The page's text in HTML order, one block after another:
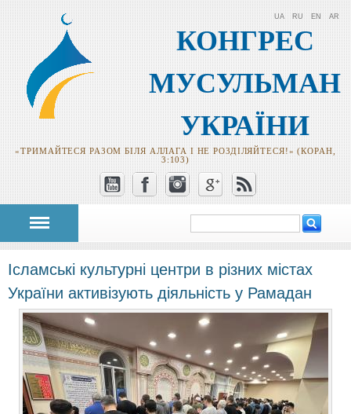
КОНГРЕС
МУСУЛЬМАН
УКРАЇНИ
«ТРИМАЙТЕСЯ РАЗОМ БІЛЯ АЛЛАГА І НЕ РОЗДІЛЯЙТЕСЯ!» (КОРАН,
3:103)
UA RU EN AR
Пошукова
форма
Ісламські культурні центри в різних містах
України активізують діяльність у Рамадан